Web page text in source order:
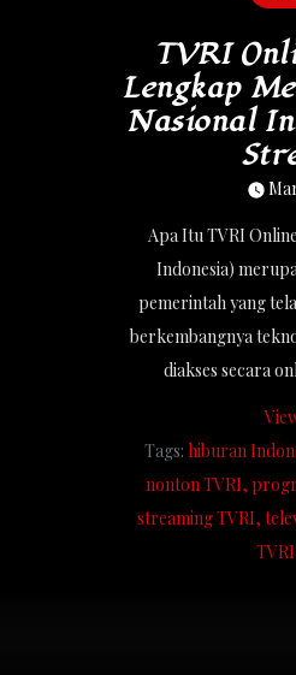
TVRI
Lengkap
Nasional
Apa Itu TVRI
Indonesia)
pemerintah yang
berkembangnya
diakses secara
Tags: hiburan
nonton TVRI
streaming TVRI